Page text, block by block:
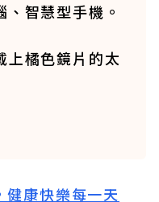
智慧型手機。
橘色鏡片的太
康快樂每一天